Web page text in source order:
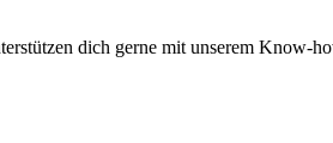
dich gerne mit unserem Know-